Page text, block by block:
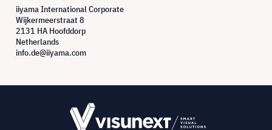
iiyama International Corporate
Wijkermeerstraat 8
2131 HA Hoofddorp
Netherlands
info.de@iiyama.com